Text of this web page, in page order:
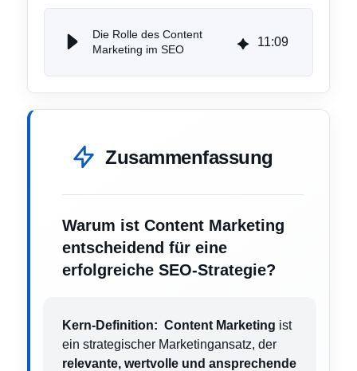
Die Rolle des Content
Marketing im SEO
11:09
Zusammenfassung
Warum ist Content Marketing
entscheidend für eine
erfolgreiche SEO-Strategie?
Kern-Definition: Content Marketing ist
ein strategischer Marketingansatz, der
relevante, wertvolle und ansprechende